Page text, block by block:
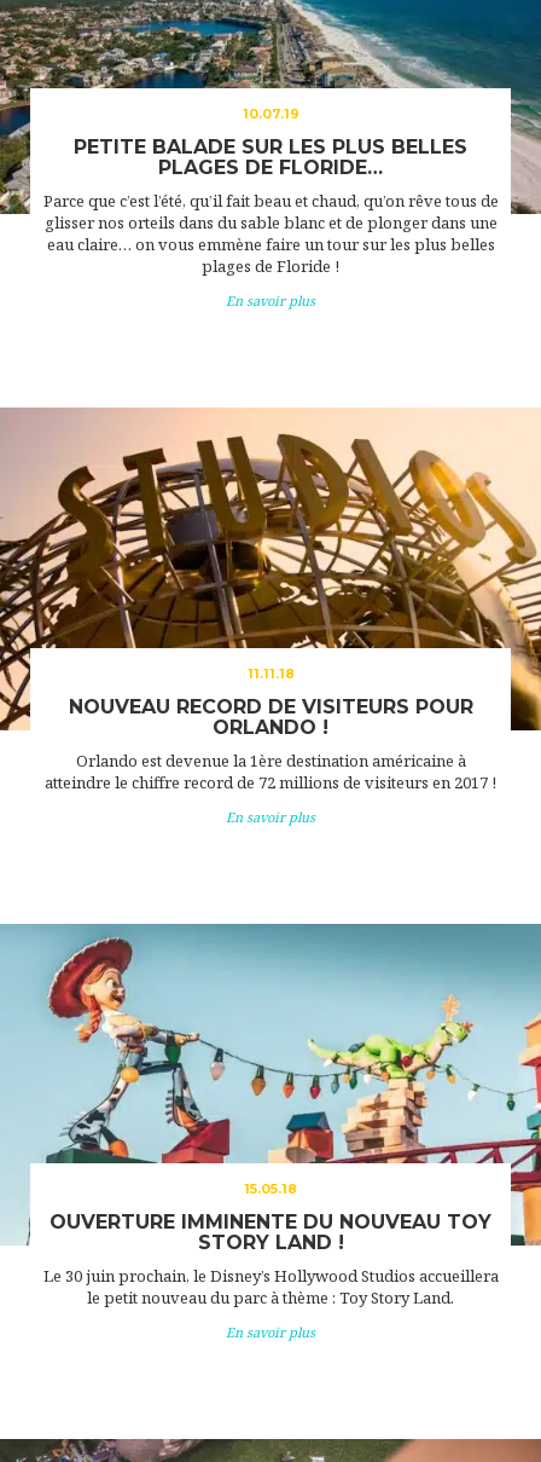
10.07.19
PETITE BALADE SUR LES PLUS BELLES
PLAGES DE FLORIDE…
Parce que c’est l’été, qu’il fait beau et chaud, qu’on rêve tous de
glisser nos orteils dans du sable blanc et de plonger dans une
eau claire… on vous emmène faire un tour sur les plus belles
plages de Floride !
En savoir plus
11.11.18
NOUVEAU RECORD DE VISITEURS POUR
ORLANDO !
Orlando est devenue la 1ère destination américaine à
atteindre le chiffre record de 72 millions de visiteurs en 2017 !
En savoir plus
15.05.18
OUVERTURE IMMINENTE DU NOUVEAU TOY
STORY LAND !
Le 30 juin prochain, le Disney’s Hollywood Studios accueillera
le petit nouveau du parc à thème : Toy Story Land.
En savoir plus